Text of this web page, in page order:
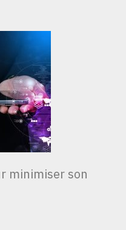
minimiser son